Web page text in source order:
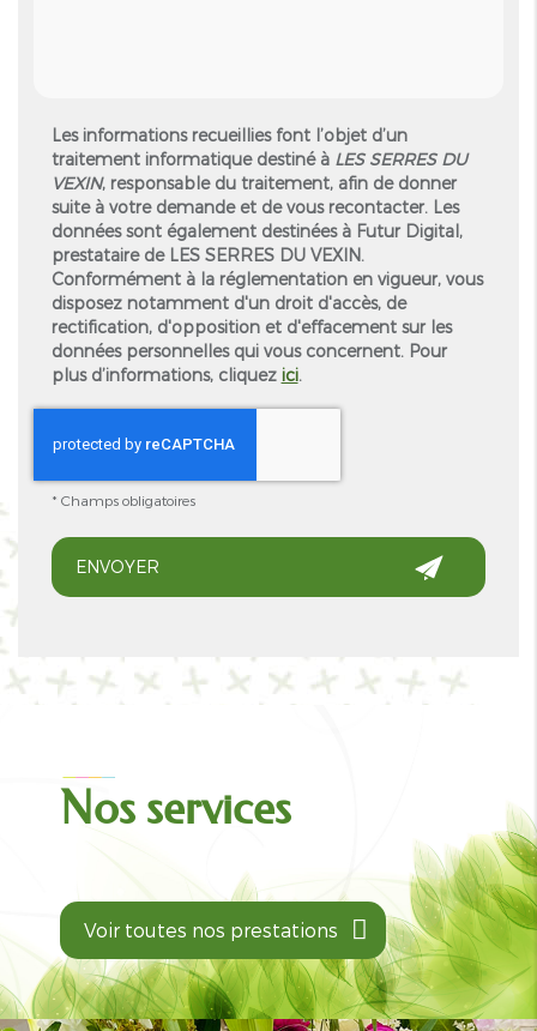
Les informations recueillies font l’objet d’un
traitement informatique destiné àLES SERRES DU
VEXIN, responsable du traitement, afin de donner
suite à votre demande et de vous recontacter. Les
données sont également destinées à Futur Digital,
prestataire de LES SERRES DU VEXIN.
Conformément à la réglementation en vigueur, vous
disposez notamment d'un droit d'accès, de
rectification, d'opposition et d'effacement sur les
données personnelles qui vous concernent. Pour
plus d’informations, cliquez ici.
* Champs obligatoires
Nos services
Voir toutes nos prestations